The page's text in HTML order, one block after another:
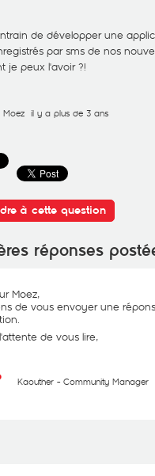
de développer une
par sms de nos
je peux l'avoir ?!
Moez il y a plus de 3 ans
à cette question
réponses
Moez,
de vous envoyer une
de vous lire,
Kaouther - Community Manager